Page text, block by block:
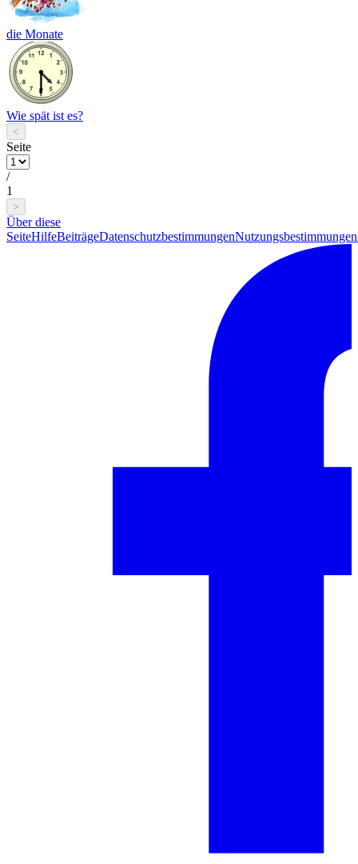
die Monate
Wie spät ist es?
<
Seite
/
1
>
Über diese
SeiteHilfeBeiträgeDatenschutzbestimmungenNutzungsbestimmungen